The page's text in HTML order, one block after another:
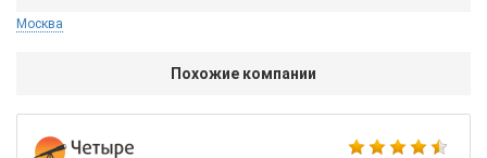
Москва
Похожие компании